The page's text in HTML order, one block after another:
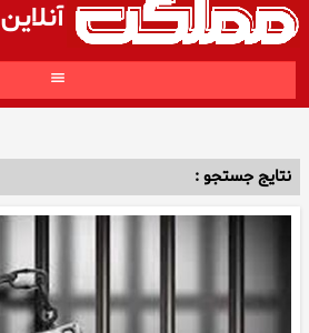
آنلاین
نتایج جستجو :